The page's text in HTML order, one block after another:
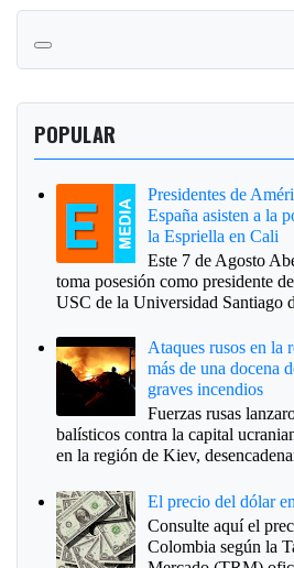
POPULAR
Presidentes de
España asisten a la
la Espriella en Cali
Este 7 de Agosto
toma posesión como presidente
USC de la Universidad Santiago
Ataques rusos en la
más de una docena
graves incendios
Fuerzas rusas
balísticos contra la capital
en la región de Kiev,
El precio del dólar
Consulte aquí el
Colombia según la